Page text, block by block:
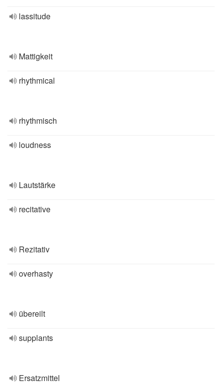
lassitude
Mattigkeit
rhythmical
rhythmisch
loudness
Lautstärke
recitative
Rezitativ
overhasty
übereilt
supplants
Ersatzmittel